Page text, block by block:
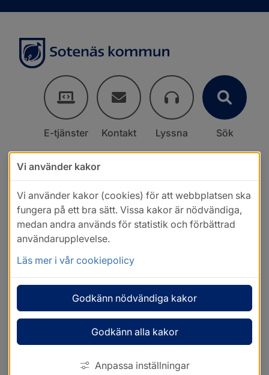
E-tjänster Kontakt Lyssna Sök
Vi använder kakor
Vi använder kakor (cookies) för att webbplatsen ska
fungera på ett bra sätt. Vissa kakor är nödvändiga,
medan andra används för statistik och förbättrad
användarupplevelse.
Läs mer i vår cookiepolicy
Godkänn nödvändiga kakor
Godkänn alla kakor
Anpassa inställningar